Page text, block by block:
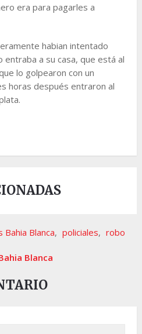
era para pagarles a
habian intentado
entraba a su casa, que está al
lo golpearon con un
horas después entraron al
Bahia Blanca, policiales, robo
Blanca